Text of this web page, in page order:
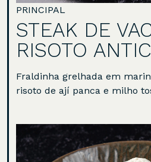
PRINCIPAL
STEAK DE
RISOTO
Fraldinha grelhada em
risoto de ají panca e milho